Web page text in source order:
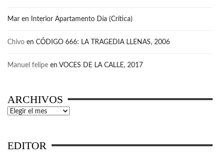
Mar en Interior Apartamento Día (Crítica)
Chivo en CÓDIGO 666: LA TRAGEDIA LLENAS, 2006
Manuel felipe en VOCES DE LA CALLE, 2017
ARCHIVOS
Archivos
EDITOR